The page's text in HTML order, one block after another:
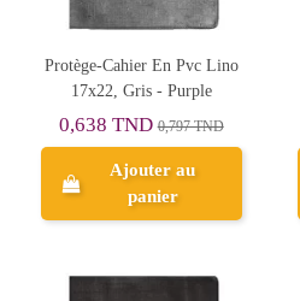
Protège-Cahier En Pvc Lino
17x22, Gris - Purple
0,638 TND0,797 TND
Ajouter au
panier